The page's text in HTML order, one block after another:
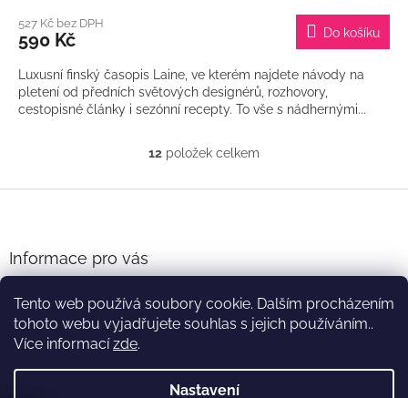
Tento web používá soubory cookie. Dalším procházením
tohoto webu vyjadřujete souhlas s jejich používáním..
Více informacízde.
Nastavení
527 Kč bez DPH
590 Kč Do košíku
Luxusní finský časopis Laine, ve kterém najdete návody na
pletení od předních světových designérů, rozhovory,
cestopisné články i sezónní recepty. To vše s nádhernými...
O
l
c
í
p
r
v
y
v
12 položek celkem
t
Informace pro vás
Podmínky ochrany osobních údajů
Vytvořil Shoptet